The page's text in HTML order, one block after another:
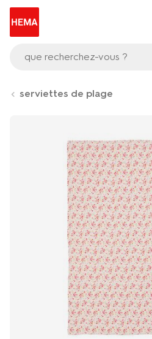
que recherchez-vous ?
serviettes de plage